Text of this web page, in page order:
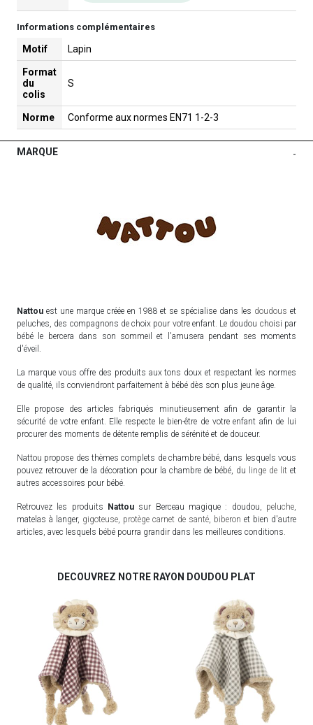
Informations complémentaires
Motif Lapin
Format
du
colis
S
Norme Conforme aux normes EN71 1-2-3
MARQUE -
Nattou est une marque créée en 1988 et se spécialise dans les doudous et
peluches, des compagnons de choix pour votre enfant. Le doudou choisi par
bébé le bercera dans son sommeil et l'amusera pendant ses moments
d'éveil.
La marque vous offre des produits aux tons doux et respectant les normes
de qualité, ils conviendront parfaitement à bébé dès son plus jeune âge.
Elle propose des articles fabriqués minutieusement afin de garantir la
sécurité de votre enfant. Elle respecte le bien-être de votre enfant afin de lui
procurer des moments de détente remplis de sérénité et de douceur.
Nattou propose des thèmes complets de chambre bébé, dans lesquels vous
pouvez retrouver de la décoration pour la chambre de bébé, du
linge de lit et
autres accessoires pour bébé.
Retrouvez les produits Nattou sur Berceau magique : doudou, peluche
matelas à langer, gigoteuse protège carnet de santé biberon et bien d'autre
articles, avec lesquels bébé pourra grandir dans les meilleures conditions.
DECOUVREZ NOTRE RAYON DOUDOU PLAT